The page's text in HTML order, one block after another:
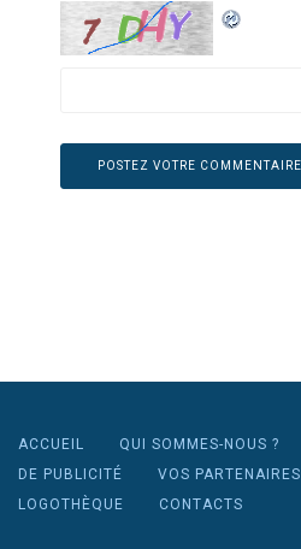
ACCUEIL QUI SOMMES-NOUS ?
DE PUBLICITÉ
VOS PARTENAIRES
LOGOTHÈQUE
CONTACTS